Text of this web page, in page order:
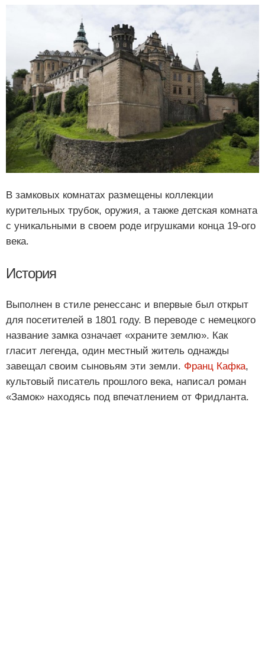
В замковых комнатах размещены коллекции
курительных трубок, оружия, а также детская комната
с уникальными в своем роде игрушками конца 19-ого
века.
История
Выполнен в стиле ренессанс и впервые был открыт
для посетителей в 1801 году. В переводе с немецкого
название замка означает «храните землю». Как
гласит легенда, один местный житель однажды
завещал своим сыновьям эти земли. Франц Кафка,
культовый писатель прошлого века, написал роман
«Замок» находясь под впечатлением от Фридланта.